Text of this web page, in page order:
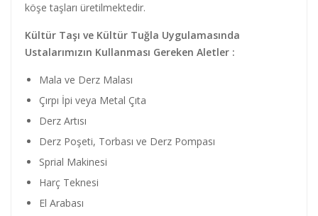
köşe taşları üretilmektedir.
Kültür Taşı ve Kültür Tuğla Uygulamasında
Ustalarımızın Kullanması Gereken Aletler :
Mala ve Derz Malası
Çırpı İpi veya Metal Çıta
Derz Artısı
Derz Poşeti, Torbası ve Derz Pompası
Sprial Makinesi
Harç Teknesi
El Arabası